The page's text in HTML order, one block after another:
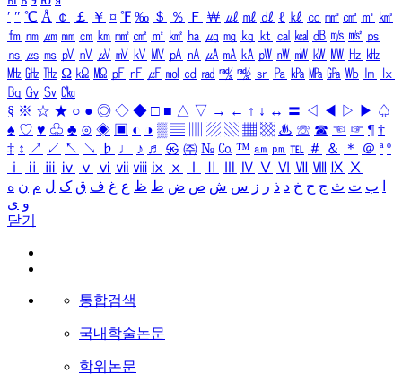
′ ″ ℃ Å ￠ ￡ ￥ ¤ ℉ ‰ ＄ ％ Ｆ ￦ ㎕ ㎖ ㎗ ℓ ㎘ ㏄ ㎣ ㎤ ㎥ ㎦
㎙ ㎚ ㎛ ㎜ ㎝ ㎞ ㎟ ㎠ ㎡ ㎢ ㏊ ㎍ ㎎ ㎏ ㏏ ㎈ ㎉ ㏈ ㎧ ㎨ ㎰
㎱ ㎲ ㎳ ㎴ ㎵ ㎶ ㎷ ㎸ ㎹ ㎀ ㎁ ㎂ ㎃ ㎄ ㎺ ㎻ ㎽ ㎾ ㎿ ㎐ ㎑
㎒ ㎓ ㎔ Ω ㏀ ㏁ ㎊ ㎋ ㎌ ㏖ ㏅ ㎭ ㎮ ㎯ ㏛ ㎩ ㎪ ㎫ ㎬ ㏝ ㏐
㏓
㏃ ㏉ ㏜ ㏆
§ ※ ☆ ★ ○ ● ◎ ◇ ◆ □ ■ △ ▽ → ← ↑ ↓ ↔ 〓 ◁ ◀ ▷ ▶ ♤
♠ ♡ ♥ ♧ ♣ ⊙ ◈ ▣ ◐ ◑ ▒ ▤ ▨ ▧ ▦ ▩ ♨ ☏ ☎ ☜ ☞ ¶ †
‡ ↕ ↗ ↙ ↖ ↘ ♭ ♩ ♪ ♬ ㉿ ㈜ № ㏇ ™ ㏂ ㏘ ℡ ＃ ＆ ＊ ＠ ª º
ⅰ
ⅱ ⅲ ⅳ ⅴ ⅵ ⅶ ⅷ ⅸ ⅹ Ⅳ Ⅴ Ⅵ Ⅶ Ⅷ Ⅸ Ⅹ
ب ت ث ج ح خ د ذ ر ز س ش ص ض ط ظ ع غ ف ق ک ل م ن ه
و ی
닫기
통합검색
국내학술논문
학위논문